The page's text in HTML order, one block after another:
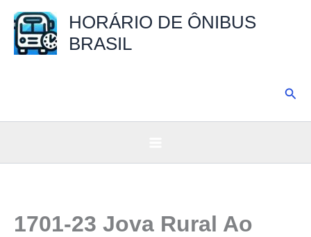
para
HORÁRIO DE ÔNIBUS
BRASIL
1701-23 Jova Rural Ao